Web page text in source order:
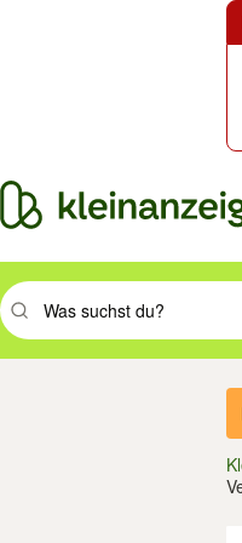
Suchbegriff eingeben.